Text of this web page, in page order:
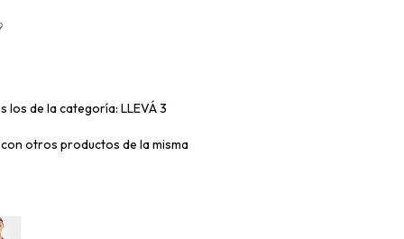
de la categoría: LLEVÁ 3
otros productos de la misma